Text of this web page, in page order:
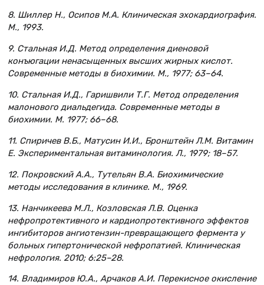
8. Шиллер Н., Осипов М.А. Клиническая эхокардиография.
М., 1993.
9. Стальная И.Д. Метод определения диеновой
конъюгации ненасыщенных высших жирных кислот.
Современные методы в биохимии. М., 1977; 63–64.
10. Стальная И.Д., Гаришвили Т.Г. Метод определения
малонового диальдегида. Современные методы в
биохимии. М. 1977; 66–68.
11. Спиричев В.Б., Матусин И.И., Бронштейн Л.М. Витамин
Е. Экспериментальная витаминология. Л., 1979; 18–57.
12. Покровский А.А., Тутельян В.А. Биохимические
методы исследования в клинике. М., 1969.
13. Нанчикеева М.Л., Козловская Л.В. Оценка
нефропротективного и кардиопротективного эффектов
ингибиторов ангиотензин-превращающего фермента у
больных гипертонической нефропатией. Клиническая
нефрология. 2010; 6:25–28.
14. Владимиров Ю.А., Арчаков А.И. Перекисное окисление